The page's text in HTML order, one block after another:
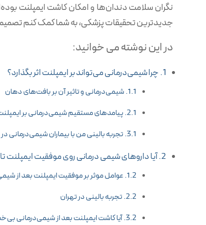
نگران سلامت دندان‌ها و امکان کاشت ایمپلنت
جدیدترین تحقیقات پزشکی، به شما کمک کنم
در این نوشته می خوانید:
چرا شیمی‌درمانی می‌تواند بر ایمپلنت اثر بگذارد؟
شیمی‌درمانی و تاثیر آن بر بافت‌های دهان
پیامدهای مستقیم شیمی‌درمانی بر
تجربه بالینی من با بیماران شیمی‌درمانی
آیا داروهای شیمی درمانی روی موفقیت ایمپلنت
عوامل موثر بر موفقیت ایمپلنت بعد از
تجربه بالینی در تهران
آیا کاشت ایمپلنت بعد از شیمی‌درمانی